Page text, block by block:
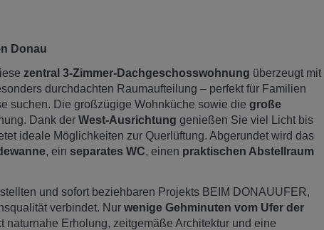
Donau
zentral 3-Zimmer-Dachgeschosswohnung überzeugt mit
durchdachten Raumaufteilung – perfekt für Familien
suchen. Die großzügige Wohnküche sowie die große
Dank der West-Ausrichtung genießen Sie viel Licht bis
ideale Möglichkeiten zur Querlüftung. Abgerundet wird das
, ein separates WC, einen praktischen Abstellraum
und sofort beziehbaren Projekts BEIM DONAUUFER,
verbindet. Nur wenige Gehminuten vom Ufer der
naturnahe Erholung, zeitgemäße Architektur und eine